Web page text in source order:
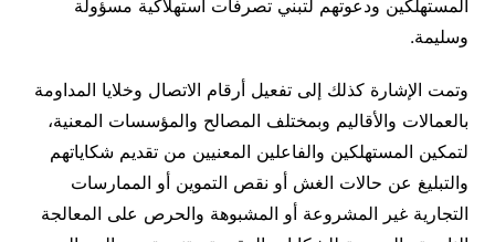
المستهلكين ودعوتهم لتبني تصرفات استهلاكية مسؤولة
وسليمة.
وتمت الإشارة كذلك إلى تفعيل أرقام الاتصال وخلايا المداومة
بالعمالات والأقاليم وبمختلف المصالح والمؤسسات المعنية،
لتمكين المستهلكين والفاعلين المعنيين من تقديم شكاياتهم
والتبليغ عن حالات الغش أو نقص التموين أو الممارسات
التجارية غير المشروعة أو المشبوهة والحرص على المعالجة